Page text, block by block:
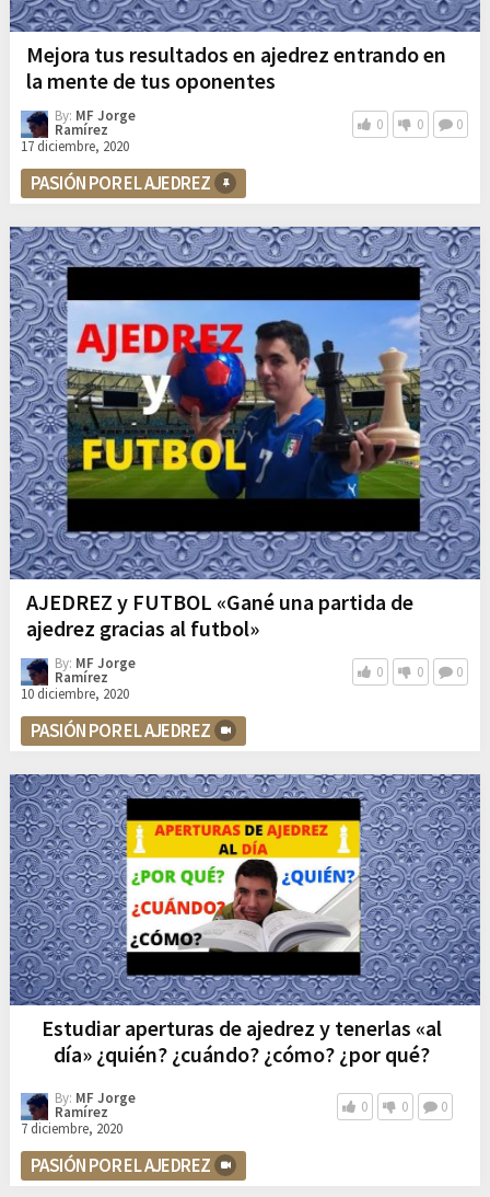
Mejora tus resultados en ajedrez entrando en
la mente de tus oponentes
By: MF Jorge
Ramírez
17 diciembre, 2020
0 0 0
PASIÓN POR EL AJEDREZ
AJEDREZ y FUTBOL «Gané una partida de
ajedrez gracias al futbol»
By: MF Jorge
Ramírez
10 diciembre, 2020
0 0 0
PASIÓN POR EL AJEDREZ
Estudiar aperturas de ajedrez y tenerlas «al
día» ¿quién? ¿cuándo? ¿cómo? ¿por qué?
By: MF Jorge
Ramírez
7 diciembre, 2020
0 0 0
PASIÓN POR EL AJEDREZ